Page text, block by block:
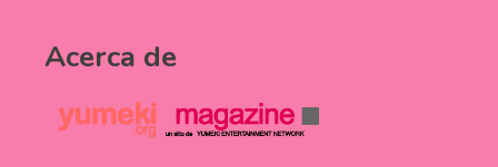
Acerca de